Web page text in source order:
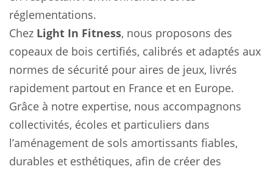
réglementations.
Chez Light In Fitness, nous proposons des
copeaux de bois certifiés, calibrés et adaptés aux
normes de sécurité pour aires de jeux, livrés
rapidement partout en France et en Europe.
Grâce à notre expertise, nous accompagnons
collectivités, écoles et particuliers dans
l’aménagement de sols amortissants fiables,
durables et esthétiques, afin de créer des